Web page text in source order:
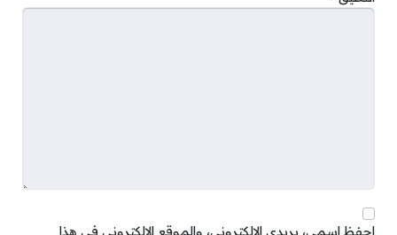
احفظ اسمي، بريدي الإلكتروني، والموقع الإلكتروني في هذا